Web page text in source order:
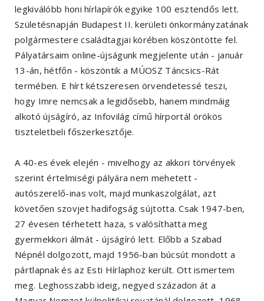
legkiválóbb honi hírlapírók egyike 100 esztendős lett.
Születésnapján Budapest II. kerületi önkormányzatának
polgármestere családtagjai körében köszöntötte fel.
Pályatársaim online-újságunk megjelente után - január
13-án, hétfőn - köszöntik a MÚOSZ Táncsics-Rát
termében. E hírt kétszeresen örvendetessé teszi,
hogy Imre nemcsak a legidősebb, hanem mindmáig
alkotó újságíró, az Infovilág című hírportál örökös
tiszteletbeli főszerkesztője.
A 40-es évek elején - mivelhogy az akkori törvények
szerint értelmiségi pályára nem mehetett -
autószerelő-inas volt, majd munkaszolgálat, azt
követően szovjet hadifogság sújtotta. Csak 1947-ben,
27 évesen térhetett haza, s valósíthatta meg
gyermekkori álmát - újságíró lett. Előbb a Szabad
Népnél dolgozott, majd 1956-ban búcsút mondott a
pártlapnak és az Esti Hírlaphoz került. Ott ismertem
meg. Leghosszabb ideig, negyed századon át a